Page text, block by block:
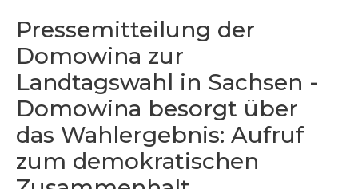
Pressemitteilung der
Domowina zur
Landtagswahl in Sachsen -
Domowina besorgt über
das Wahlergebnis: Aufruf
zum demokratischen